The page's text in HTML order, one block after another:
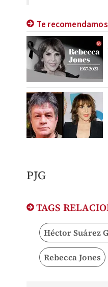
Te
​PJG
TAGS
Héctor Suárez
Rebecca Jones